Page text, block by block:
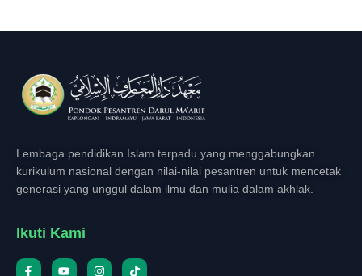
Lembaga pendidikan Islam terpadu yang menggabungkan
kurikulum nasional dengan nilai-nilai pesantren untuk mencetak
generasi yang unggul dalam ilmu dan mulia dalam akhlak.
Ikuti Kami